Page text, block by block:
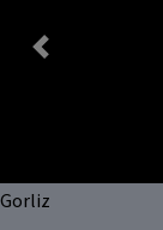
Gorliz
Previous